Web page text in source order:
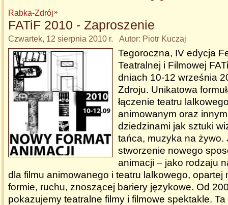
Rabka-Zdrój
FATiF 2010 - Zaproszenie
Czwartek, 12 sierpnia 2010 r. Autor: Piotr Kuczaj
Tegoroczna, IV edycja
Teatralnej i Filmowej
dniach 10-12 września
Zdroju. Unikatowa
łączenie teatru
animowanym oraz
dziedzinami jak sztuki
tańca, muzyka na żywo.
stworzenie nowego
animacji – jako rodzaju
dla filmu animowanego i teatru lalkowego, opartej
formie, ruchu, znoszącej bariery językowe. Od
pokazujemy teatralne filmy i filmowe spektakle.